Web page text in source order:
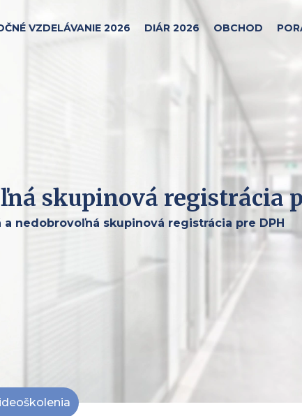
VZDELÁVANIE 2026 DIÁR 2026 OBCHOD
skupinová registrácia
a nedobrovoľná skupinová registrácia pre DPH